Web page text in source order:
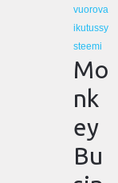
vuorova
ikutussy
steemi
Mo
nk
ey
Bu